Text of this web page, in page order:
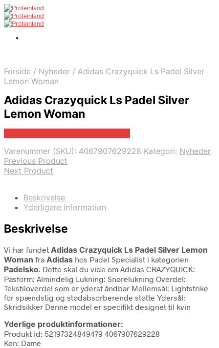
Forside / Nyheder / Adidas Crazyquick Ls Padel Silver
Lemon Woman
Adidas Crazyquick Ls Padel Silver
Lemon Woman
Varenummer (SKU): 4067907629228 Kategori: Nyheder
Previous Product
Next Product
Beskrivelse
Yderligere information
Beskrivelse
Vi har fundet Adidas Crazyquick Ls Padel Silver Lemon
Woman fra Adidas hos Padel Specialist i kategorien
Padelsko. Dette skal du vide om Adidas CRAZYQUICK:
Pasform: Almindelig Lukning: Snørelukning Overdel:
Tekstiloverdel som er yderst åndbar Mellemsål: Lightstrike
for spændstig og stødabsorberende støtte Ydersål:
Skridsikker Denne model er specifikt designet til kvin
Yderlige produktinformationer:
Produkt id: 52197324849479 4067907629228
Køn: Dame